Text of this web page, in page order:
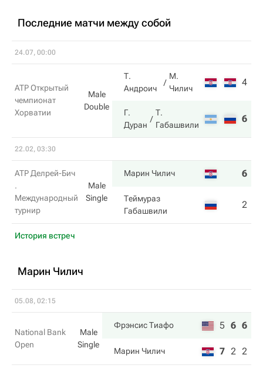
Последние матчи между собой
24.07, 00:00
ATP Открытый
чемпионат
Хорватии
Male
Double
Т.
Андроич
М.
Чилич
4
Г.
Дуран
Т.
Габашвили
6
22.02, 03:30
ATP Делрей-Бич
.
Международный
турнир
Male
Single
Марин Чилич 6
Теймураз
Габашвили
2
История встреч
Марин Чилич
05.08, 02:15
National Bank
Open
Male
Single
Фрэнсис Тиафо 5 6 6
Марин Чилич 7 2 2